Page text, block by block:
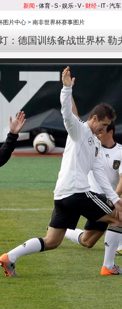
新闻 -体育-S-娱乐-V- 财经- IT-汽车
图片中心 > 南非世界杯赛事图片
：德国训练备战世界杯 勒